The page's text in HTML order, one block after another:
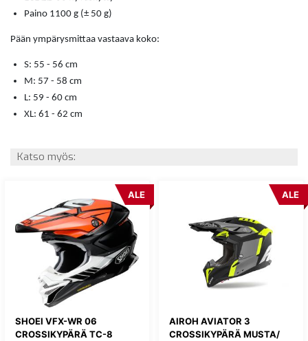
Paino 1100 g (± 50 g)
Pään ympärysmittaa vastaava koko:
S: 55 - 56 cm
M: 57 - 58 cm
L: 59 - 60 cm
XL: 61 - 62 cm
Katso myös:
SHOEI VFX-WR 06
CROSSIKYPÄRÄ TC-8
ALE
AIROH AVIATOR 3
CROSSIKYPÄRÄ MUSTA/
ALE